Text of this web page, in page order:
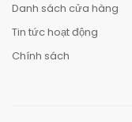
Danh sách cửa hàng
Tin tức hoạt động
Chính sách